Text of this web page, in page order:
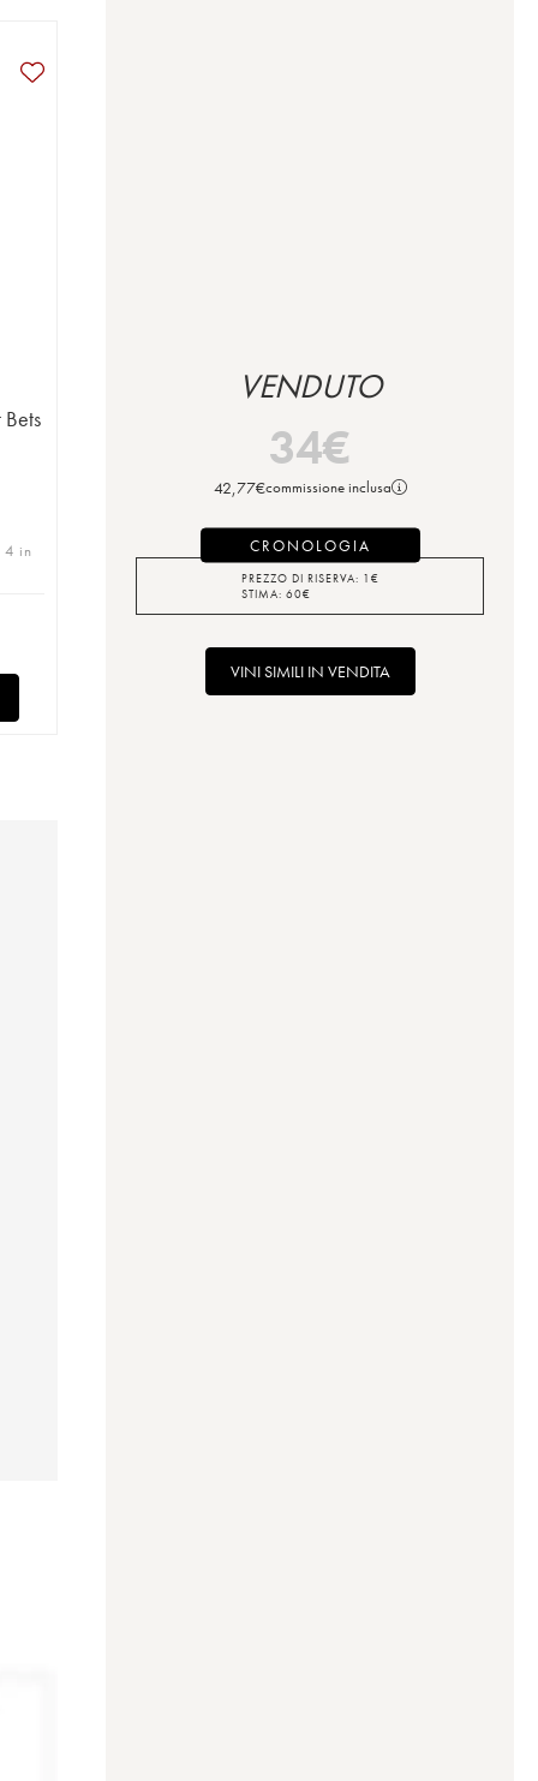
Bets
in
VENDUTO
34€
42,77€commissione inclusa
CRONOLOGIA
PREZZO DI RISERVA: 1 €
STIMA: 60€
VINI SIMILI IN VENDITA